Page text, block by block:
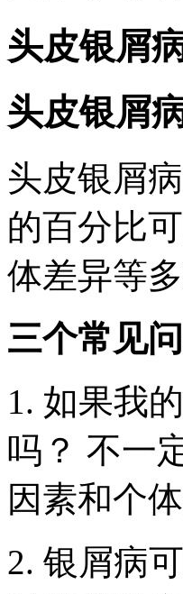
头皮银屑
头皮银屑
头皮银屑
的百分比
体差异等
三个常见
1. 如果我
吗？ 不一
因素和个
2. 银屑病